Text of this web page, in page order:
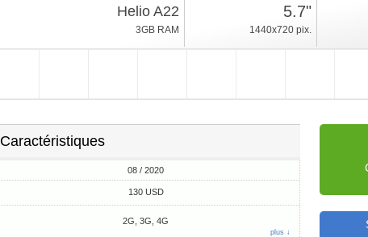
Helio A22
3GB RAM
5.7"
1440x720 pix.
Caractéristiques
08 / 2020
130 USD
2G, 3G, 4G
plus ↓